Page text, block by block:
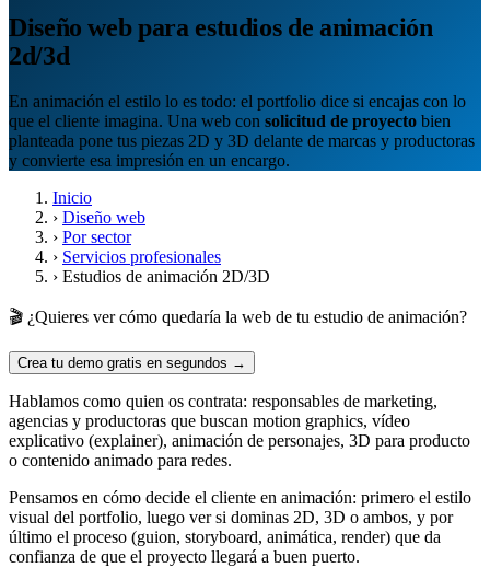
Diseño web para estudios de animación
2d/3d
En animación el estilo lo es todo: el portfolio dice si encajas con lo
que el cliente imagina. Una web con solicitud de proyecto bien
planteada pone tus piezas 2D y 3D delante de marcas y productoras
y convierte esa impresión en un encargo.
Inicio
› Diseño web
› Por sector
› Servicios profesionales
› Estudios de animación 2D/3D
🎬 ¿Quieres ver cómo quedaría la web de tu estudio de animación?
Crea tu demo gratis en segundos →
Hablamos como quien os contrata: responsables de marketing,
agencias y productoras que buscan motion graphics, vídeo
explicativo (explainer), animación de personajes, 3D para producto
o contenido animado para redes.
Pensamos en cómo decide el cliente en animación: primero el estilo
visual del portfolio, luego ver si dominas 2D, 3D o ambos, y por
último el proceso (guion, storyboard, animática, render) que da
confianza de que el proyecto llegará a buen puerto.